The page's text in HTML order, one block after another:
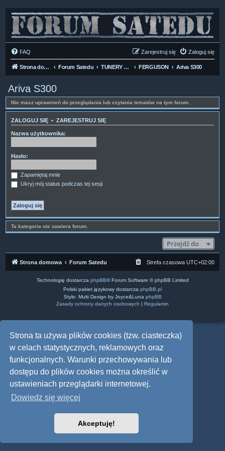
Strona ta używa plików cookies (tzw. ciasteczka)
w celach statystycznych, reklamowych oraz
funkcjonalnych. Warunki przechowywania lub
dostępu do plików cookies można określić w
ustawieniach przeglądarki internetowej.
Dowiedz się więcej
Akceptuję!
FAQ Zaloguj się
Zarejestruj się
Strona domowa Forum Satedu TUNERY SAT HD-LINUX FERGUSON Ariva S300
Ariva S300
Nie masz uprawnień do przeglądania lub czytania tematów na tym forum.
ZALOGUJ SIĘ • ZAREJESTRUJ SIĘ
Nazwa użytkownika:
Hasło:
Zapamiętaj mnie
Ukryj mój status podczas tej sesji
Ta kategoria nie zawiera forum.
Przejdź do
Strona domowa Forum Satedu Strefa czasowa UTC+02:00
Technologię dostarcza phpBB® Forum Software © phpBB Limited
Polski pakiet językowy dostarcza phpBB.pl
Style: Multi Design by Joyce&Luna phpBB
Zasady ochrony danych osobowych | Regulamin